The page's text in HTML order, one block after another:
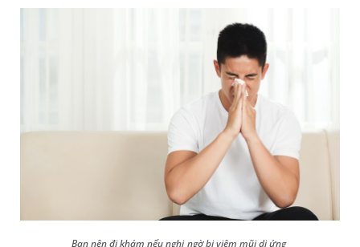
Bạn nên đi khám nếu nghi ngờ bị viêm mũi dị ứng